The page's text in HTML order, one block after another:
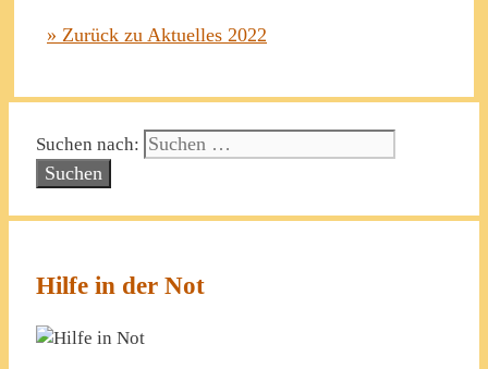
» Zurück zu Aktuelles 2022
Suchen nach:
Hilfe in der Not